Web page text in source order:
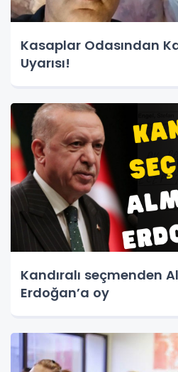
Kasaplar Odasından
Uyarısı!
Kandıralı seçmenden
Erdoğan’a oy